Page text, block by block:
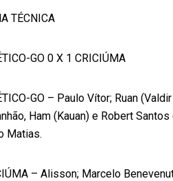
TÉCNICA
GO 0 X 1 CRICIÚMA
GO – Paulo Vítor; Ruan
Ham (Kauan) e Robert
Matias.
– Alisson; Marcelo